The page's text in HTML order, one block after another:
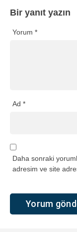
Bir yanıt yazın
Yorum *
Ad *
Daha sonraki
adresim ve site